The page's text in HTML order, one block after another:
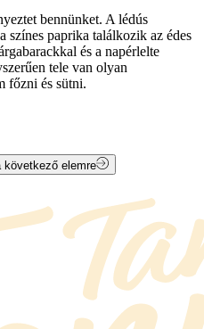
bennünket. A lédús
színes paprika találkozik az édes
és a napérlelte
tele van olyan
főzni és sütni.
következő elemre